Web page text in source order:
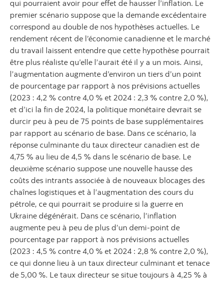
qui pourraient avoir pour effet de hausser l’inflation. Le
premier scénario suppose que la demande excédentaire
correspond au double de nos hypothèses actuelles. Le
rendement récent de l’économie canadienne et le marché
du travail laissent entendre que cette hypothèse pourrait
être plus réaliste qu’elle l’aurait été il y a un mois. Ainsi,
l’augmentation augmente d’environ un tiers d’un point
de pourcentage par rapport à nos prévisions actuelles
(2023 : 4,2 % contre 4,0 % et 2024 : 2,3 % contre 2,0 %),
et d’ici la fin de 2024, la politique monétaire devrait se
durcir peu à peu de 75 points de base supplémentaires
par rapport au scénario de base. Dans ce scénario, la
réponse culminante du taux directeur canadien est de
4,75 % au lieu de 4,5 % dans le scénario de base. Le
deuxième scénario suppose une nouvelle hausse des
coûts des intrants associée à de nouveaux blocages des
chaînes logistiques et à l’augmentation des cours du
pétrole, ce qui pourrait se produire si la guerre en
Ukraine dégénérait. Dans ce scénario, l’inflation
augmente peu à peu de plus d’un demi‑point de
pourcentage par rapport à nos prévisions actuelles
(2023 : 4,5 % contre 4,0 % et 2024 : 2,8 % contre 2,0 %),
ce qui donne lieu à un taux directeur culminant et tenace
de 5,00 %. Le taux directeur se situe toujours à 4,25 % à